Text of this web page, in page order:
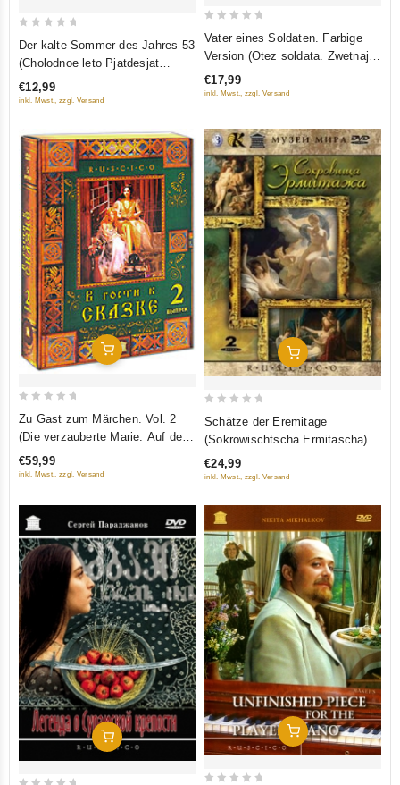
5
Der kalte Sommer des Jahres 53
(Cholodnoe leto Pjatdesjat
tretego) (RUSCICO) (NTSC)
€12,99
inkl. Mwst., zzgl. Versand
5
Vater eines Soldaten. Farbige
Version (Otez soldata. Zwetnaja
wersija) (RUSCICO)
€17,99
inkl. Mwst., zzgl. Versand
In Den Warenkorb
5
Zu Gast zum Märchen. Vol. 2
(Die verzauberte Marie. Auf der
goldenen Treppe saßen... Die
traurige Nixe. Die Prinzessin auf
(RUSCICO) (5 DVD)
€59,99
inkl. Mwst., zzgl. Versand
In Den Warenkorb
5
Schätze der Eremitage
(Sokrowischtscha Ermitascha)
(RUSCICO) (2 DVD)
€24,99
inkl. Mwst., zzgl. Versand
In Den Warenkorb In Den Warenkorb